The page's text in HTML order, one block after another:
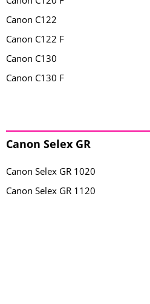
Canon C122
Canon C122 F
Canon C130
Canon C130 F
Canon Selex GR
Canon Selex GR 1020
Canon Selex GR 1120